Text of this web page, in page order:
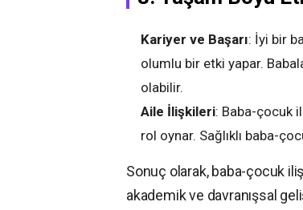
Kariyer ve Başarı: İyi bir
olumlu bir etki yapar.
olabilir.
Aile İlişkileri: Baba-çocuk
rol oynar. Sağlıklı baba-
Sonuç olarak, baba-çocuk
akademik ve davranışsal